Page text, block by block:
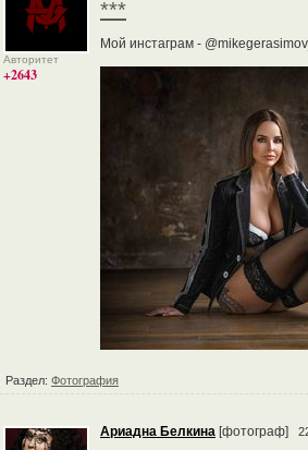
Авторитет
+2643
***
Мой инстаграм -
Раздел: Фотография
Ариадна Белкина [фотограф]